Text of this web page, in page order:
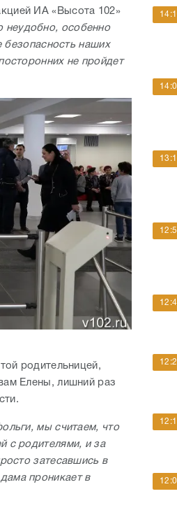
ИА «Высота 102»
неудобно, особенно
безопасность наших
не пройдет
родительницей,
Елены, лишний раз
мы считаем, что
с родителями, и за
затесавшись в
проникает в